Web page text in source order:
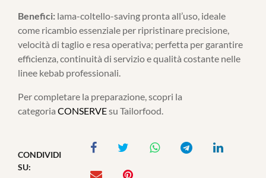
Benefici: lama-coltello-saving pronta all’uso, ideale
come ricambio essenziale per ripristinare precisione,
velocità di taglio e resa operativa; perfetta per garantire
efficienza, continuità di servizio e qualità costante nelle
linee kebab professionali.
Per completare la preparazione, scopri la
categoria CONSERVEsu Tailorfood.
CONDIVIDI
SU: